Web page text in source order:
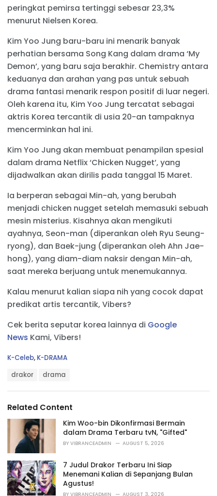
peringkat pemirsa tertinggi sebesar 23,3%
menurut Nielsen Korea.
Kim Yoo Jung baru-baru ini menarik banyak
perhatian bersama Song Kang dalam drama ‘My
Demon’, yang baru saja berakhir. Chemistry antara
keduanya dan arahan yang pas untuk sebuah
drama fantasi menarik respon positif di luar negeri.
Oleh karena itu, Kim Yoo Jung tercatat sebagai
aktris Korea tercantik di usia 20-an tampaknya
mencerminkan hal ini.
Kim Yoo Jung akan membuat penampilan spesial
dalam drama Netflix ‘Chicken Nugget’, yang
dijadwalkan akan dirilis pada tanggal 15 Maret.
Ia berperan sebagai Min-ah, yang berubah
menjadi chicken nugget setelah memasuki sebuah
mesin misterius. Kisahnya akan mengikuti
ayahnya, Seon-man (diperankan oleh Ryu Seung-
ryong), dan Baek-jung (diperankan oleh Ahn Jae-
hong), yang diam-diam naksir dengan Min-ah,
saat mereka berjuang untuk menemukannya.
Kalau menurut kalian siapa nih yang cocok dapat
predikat artis tercantik, Vibers?
Cek berita seputar korea lainnya di Google
News Kami, Vibers!
C
r
i
K-Celeb, K-DRAMA
:
drakor drama
Related Content
Kim Woo-bin Dikonfirmasi Bermain
dalam Drama Terbaru tvN, "Gifted"
BY VIBRANCEADMIN AUGUST 5, 2026
7 Judul Drakor Terbaru Ini Siap
Menemani Kalian di Sepanjang Bulan
Agustus!
BY VIBRANCEADMIN AUGUST 3, 2026